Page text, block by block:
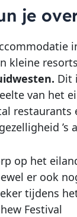
je
kleine
Dit
van het
restaurants
’s
op het
er ook
tijdens
Festival